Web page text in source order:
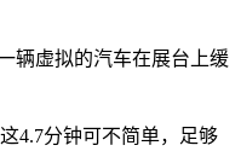
辆虚拟的汽车在展台上缓
4.7分钟可不简单，足够